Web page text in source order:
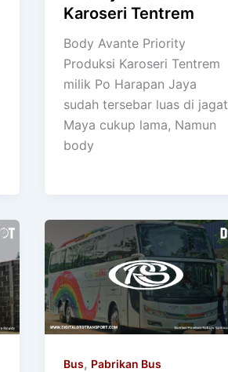
Karoseri Tentrem
Body Avante Priority
Produksi Karoseri Tentrem
milik Po Harapan Jaya
sudah tersebar luas di jagat
Maya cukup lama, Namun
body
Bus, Pabrikan Bus